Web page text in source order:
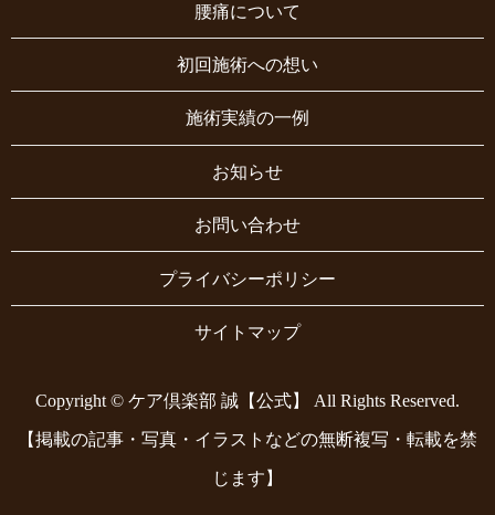
腰痛について
初回施術への想い
施術実績の一例
お知らせ
お問い合わせ
プライバシーポリシー
サイトマップ
Copyright © ケア倶楽部 誠【公式】 All Rights Reserved.
【掲載の記事・写真・イラストなどの無断複写・転載を禁
じます】